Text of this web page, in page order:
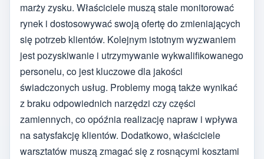
marży zysku. Właściciele muszą stale monitorować
rynek i dostosowywać swoją ofertę do zmieniających
się potrzeb klientów. Kolejnym istotnym wyzwaniem
jest pozyskiwanie i utrzymywanie wykwalifikowanego
personelu, co jest kluczowe dla jakości
świadczonych usług. Problemy mogą także wynikać
z braku odpowiednich narzędzi czy części
zamiennych, co opóźnia realizację napraw i wpływa
na satysfakcję klientów. Dodatkowo, właściciele
warsztatów muszą zmagać się z rosnącymi kosztami